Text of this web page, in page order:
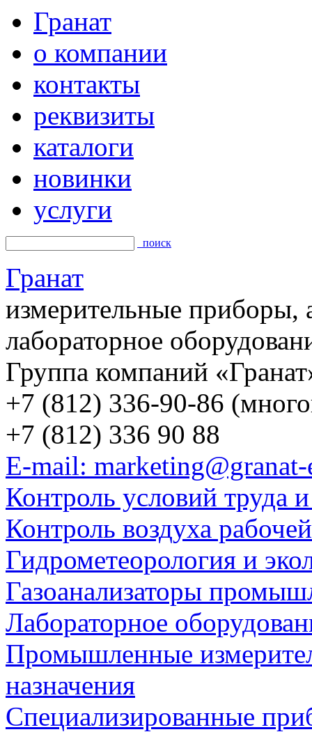
Гранат
о компании
контакты
реквизиты
каталоги
новинки
услуги
поиск
Гранат
измерительные приборы,
лабораторное
Группа компаний
+7 (812) 336-90-86
+7 (812) 336 90 88
E-mail:
Контроль условий труда
Контроль воздуха
Гидрометеорология и
Газоанализаторы
Лабораторное
Промышленные
назначения
Специализированные